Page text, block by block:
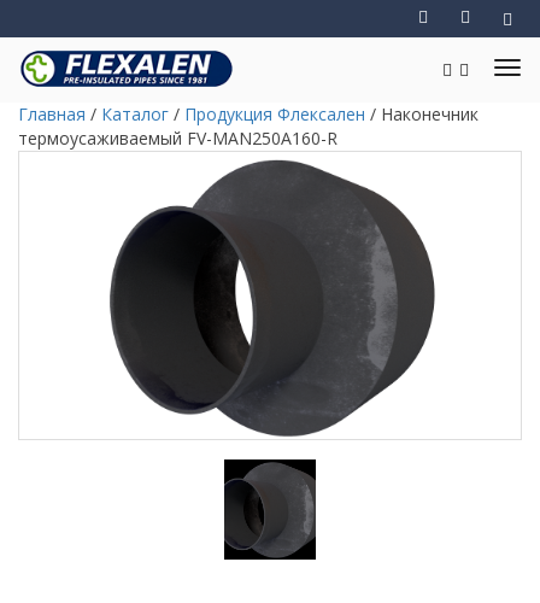
Главная / Каталог / Продукция Флексален / Наконечник
термоусаживаемый FV-MAN250A160-R